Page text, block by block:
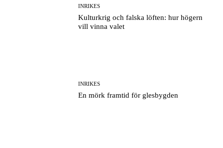
INRIKES
Kulturkrig och falska löften: hur högern
vill vinna valet
INRIKES
En mörk framtid för glesbygden